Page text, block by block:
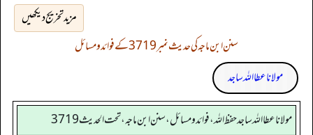
مزید تخریج دیکھیں
سنن ابن ماجہ کی حدیث نمبر 3719 کے فوائد و مسائل
مولانا عطا اللہ ساجد
مولانا عطا الله ساجد حفظ الله، فوائد و مسائل، سنن ابن ماجه، تحت الحديث3719